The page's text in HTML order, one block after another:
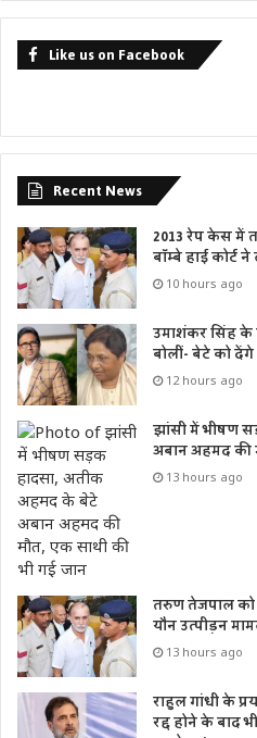
Like us on Facebook
Recent News
2013 रेप केस में
बॉम्बे हाई कोर्ट
10 hours ago
उमाशंकर सिंह के
बोलीं- बेटे को
12 hours ago
झांसी में भीषण
अबान अहमद की
13 hours ago
तरुण तेजपाल को
यौन उत्पीड़न
13 hours ago
राहुल गांधी के
रद्द होने के बाद